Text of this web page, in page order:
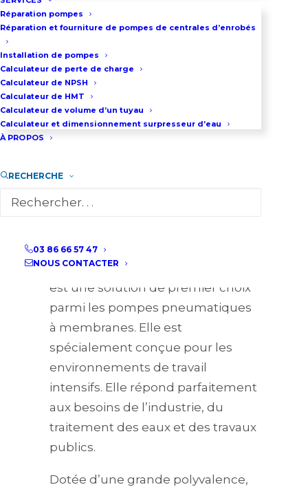
Réparation pompes
Réparation et fourniture de pompes de centrales d’enrobés
Installation de pompes
Calculateur de perte de charge
Calculateur de NPSH
Calculateur de HMT
Calculateur de volume d’un tuyau
Calculateur et dimensionnement surpresseur d’eau
À PROPOS
RECHERCHE
03 86 66 57 47
NOUS CONTACTER
Télécharger les instructions de
réparation
DEMANDEZ UN DEVIS
03 86 66 57 47
Présentation de la pompe
La pompe HUSKY 3300 de GRACO
est une solution de premier choix
parmi les pompes pneumatiques
à membranes. Elle est
spécialement conçue pour les
environnements de travail
intensifs. Elle répond parfaitement
aux besoins de l’industrie, du
traitement des eaux et des travaux
publics.
Dotée d’une grande polyvalence,